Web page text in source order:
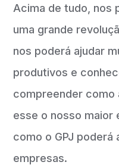
Acima de tudo, nos
uma grande
nos poderá ajudar
produtivos e
compreender como
esse o nosso
como o GPJ poderá
empresas.